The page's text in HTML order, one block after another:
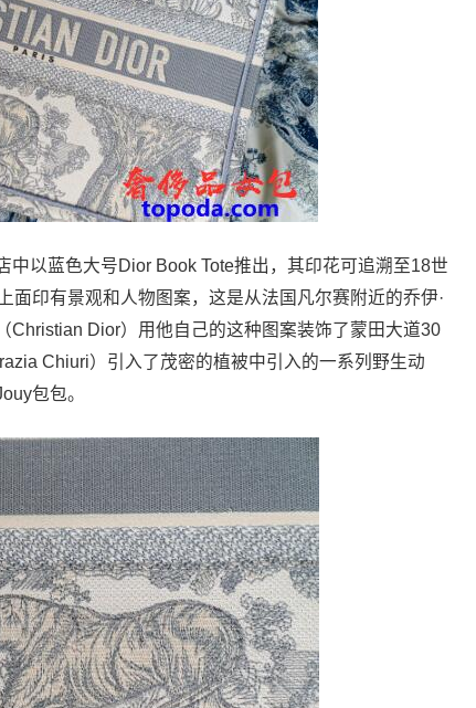
以蓝色大号Dior Book Tote推出，其印花可追溯至18世
印有景观和人物图案，这是从法国凡尔赛附近的乔伊·
Christian Dior）用他自己的这种图案装饰了蒙田大道30
Chiuri）引入了茂密的植被中引入的一系列野生动
包包。